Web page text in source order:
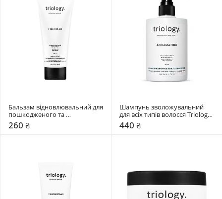
Бальзам відновлювальний для
пошкодженого та
фарбованого волосся Triology.
Fiberplex
260 ₴
Шампунь зволожувальний
для всіх типів волосся Triology.
Aquamatrix
440 ₴